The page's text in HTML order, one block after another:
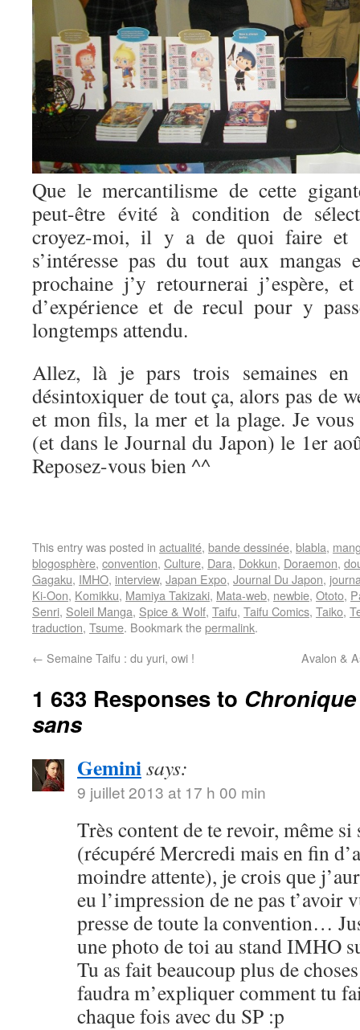
Que le mercantilisme de cette
peut-être évité à condition de
croyez-moi, il y a de quoi faire et
s’intéresse pas du tout aux mangas
prochaine j’y retournerai j’espère,
d’expérience et de recul pour y
longtemps attendu.
Allez, là je pars trois semaines en
désintoxiquer de tout ça, alors pas de
et mon fils, la mer et la plage. Je
(et dans le Journal du Japon) le 1er
Reposez-vous bien ^^
This entry was posted in actualité, bande dessinée, blabla,
blogosphère, convention, Culture, Dara, Dokkun, Doraemon,
Gagaku, IMHO, interview, Japan Expo, Journal Du Japon,
Ki-Oon, Komikku, Mamiya Takizaki, Mata-web, newbie, Ototo,
Senri, Soleil Manga, Spice & Wolf, Taifu, Taifu Comics, Taiko,
traduction, Tsume. Bookmark thepermalink.
← Semaine Taifu : du yuri, owi ! Avalon &
1 633 Responses to Chronique
sans
Geminisays:
9 juillet 2013 at 17 h 00 min
Très content de te revoir, même si
(récupéré Mercredi mais en fin
moindre attente), je crois que
eu l’impression de ne pas t’avoir
presse de toute la convention…
une photo de toi au stand IMHO
Tu as fait beaucoup plus de
faudra m’expliquer comment tu
chaque fois avec du SP :p